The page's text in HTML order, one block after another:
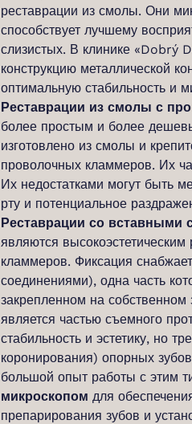
реставрации из смолы. Они
способствует лучшему
слизистых. В клинике
конструкцию металлической
оптимальную стабильность и
Реставрации из смолы с
более простым и более
изготовлено из смолы и
проволочных кламмеров. Их
Их недостатками могут быть
рту и потенциальное
Реставрации со вставными
являются
кламмеров. Фиксация
соединениями), одна часть
закрепленном на собственном
является частью съемного
стабильность и эстетику, но
коронирования) опорных
большой опыт работы с этим
микроскопом для
препарирования зубов и